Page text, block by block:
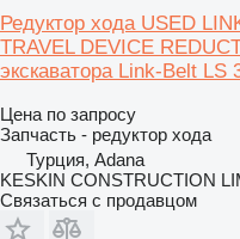
Редуктор хода USED
TRAVEL DEVICE
экскаватора Link-Belt LS
Цена по запросу
Запчасть - редуктор хода
Турция, Adana
KESKIN CONSTRUCTION
Связаться с продавцом